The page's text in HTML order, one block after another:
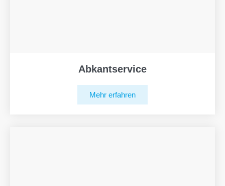
Abkantservice
Mehr erfahren